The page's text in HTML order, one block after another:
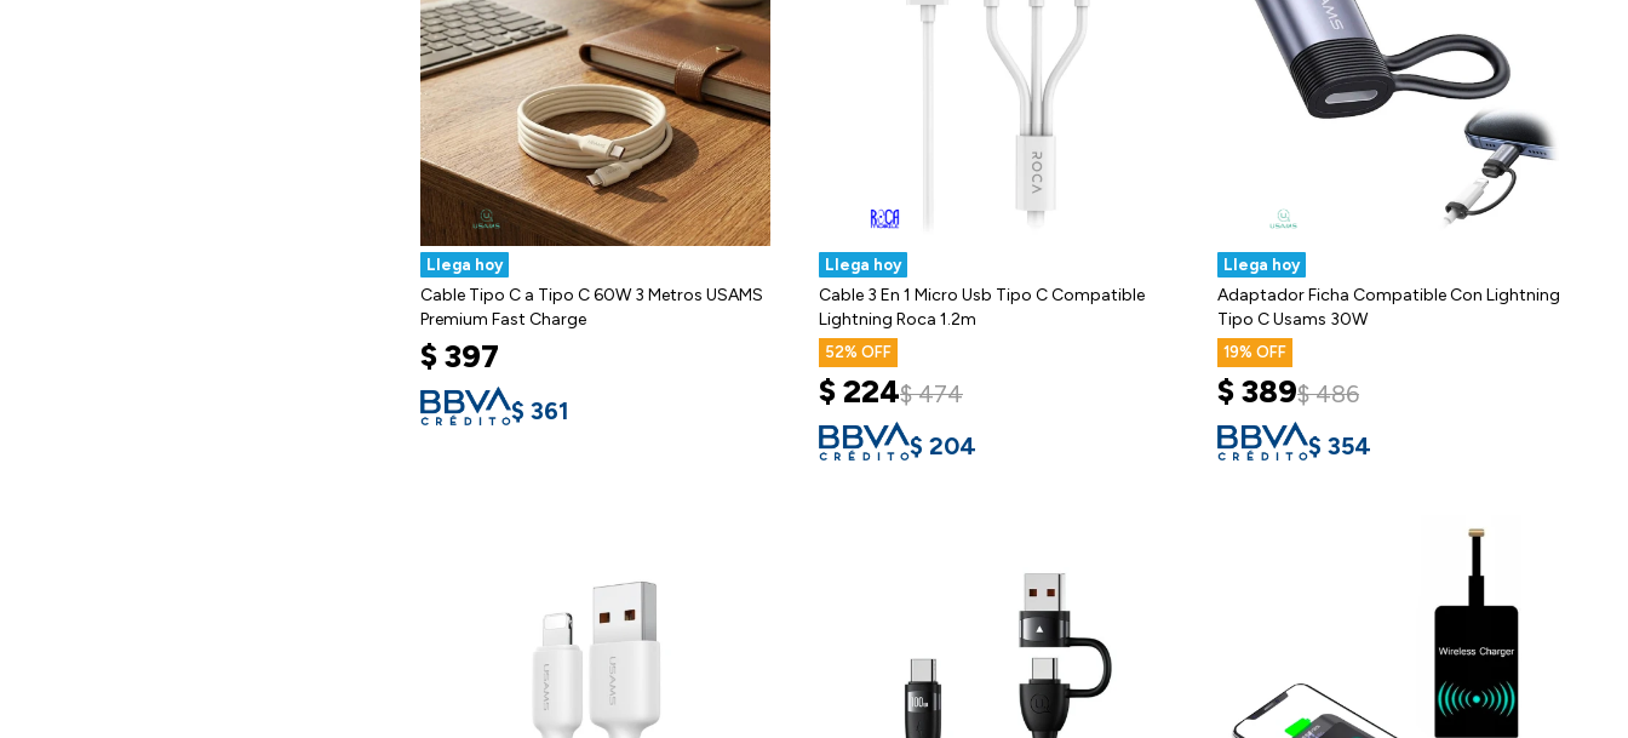
Llega hoy
Cable Tipo C a Tipo C 60W 3 Metros USAMS
Premium Fast Charge
$397
$ 361
Llega hoy
Cable 3 En 1 Micro Usb Tipo C Compatible
Lightning Roca 1.2m
52
$224$ 474
$ 204
Llega hoy
Adaptador Ficha Compatible Con Lightning
Tipo C Usams 30W
19
$389$ 486
$ 354